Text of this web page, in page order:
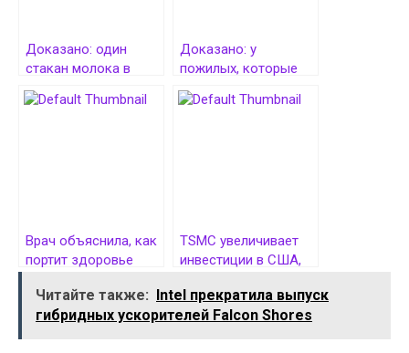
Доказано: один
стакан молока в
сутки уменьшает
риск рака кишечника
Доказано: у
пожилых, которые
едят
ультраобработанную
Врач объяснила, как
портит здоровье
помощи БАД
TSMC увеличивает
инвестиции в США,
ещё три фабрики
Читайте также: Intel прекратила выпуск
гибридных ускорителей Falcon Shores